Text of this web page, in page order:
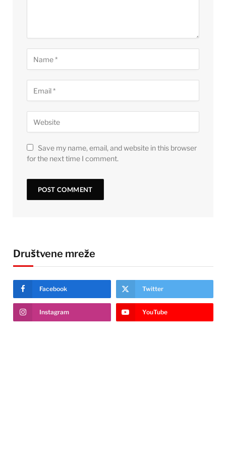
Save my name, email, and website in this browser
for the next time I comment.
Društvene mreže
Facebook Twitter
Instagram YouTube